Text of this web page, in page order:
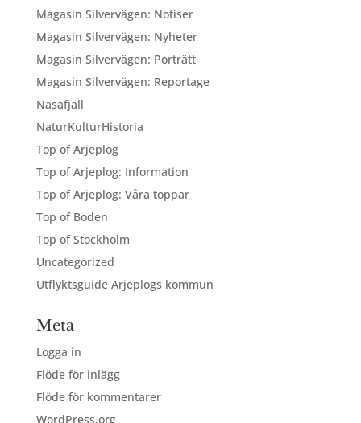
Magasin Silvervägen: Notiser
Magasin Silvervägen: Nyheter
Magasin Silvervägen: Porträtt
Magasin Silvervägen: Reportage
Nasafjäll
NaturKulturHistoria
Top of Arjeplog
Top of Arjeplog: Information
Top of Arjeplog: Våra toppar
Top of Boden
Top of Stockholm
Uncategorized
Utflyktsguide Arjeplogs kommun
Meta
Logga in
Flöde för inlägg
Flöde för kommentarer
WordPress.org